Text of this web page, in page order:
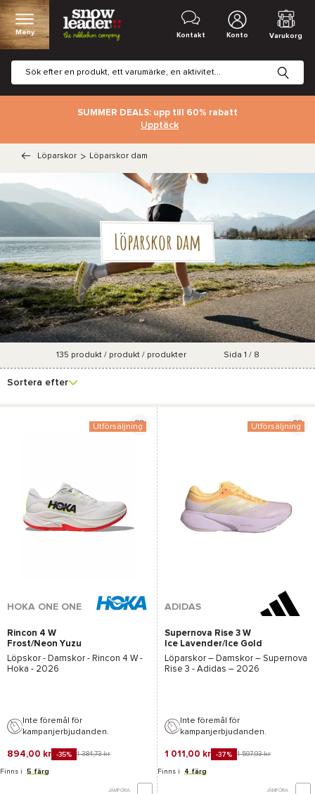
Meny Kontakt Konto Varukorg
SUMMER DEALS: upp till 60% rabatt
Upptäck
Löparskor > Löparskor dam
Löparskor dam
filter
135 produkt / produkt / produkter Sida 1 / 8
Sortera efter
Utförsäljning
HOKA ONE ONE
Rincon 4 W
Frost/Neon Yuzu
Löpskor - Damskor - Rincon 4 W -
Hoka - 2026
Inte föremål för
kampanjerbjudanden.
894,00 kr -35% 1 384,73 kr
Finns i 5 färg
JÄMFÖRA
Utförsäljning
ADIDAS
Supernova Rise 3 W
Ice Lavender/Ice Gold
Met./Ice Tangerine
Löparskor – Damskor – Supernova
Rise 3 - Adidas – 2026
Inte föremål för
kampanjerbjudanden.
1 011,00 kr -37% 1 597,93 kr
Finns i 4 färg
JÄMFÖRA